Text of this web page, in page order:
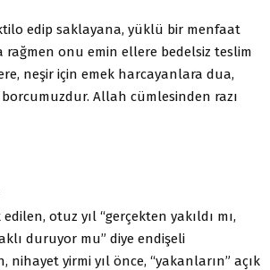
edip saklayana, yüklü bir menfaat
rağmen onu emin ellere bedelsiz teslim
neşir için emek harcayanlara dua,
Allah cümlesinden razı
otuz yıl “gerçekten yakıldı mı,
duruyor mu” diye endişeli
nihayet yirmi yıl önce, “yakanların” açık